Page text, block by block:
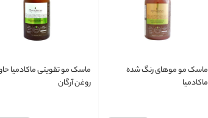
ماسک مو موهای رنگ شده
ماکادمیا
ماسک مو تقویتی ماکادمیا
روغن آرگان